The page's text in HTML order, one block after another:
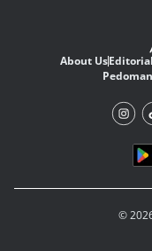
About Us
©